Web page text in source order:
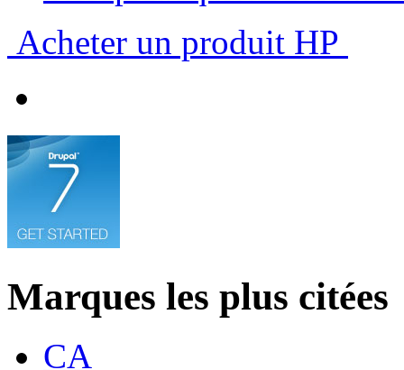
Acheter un produit HP
Marques les plus citées
CA